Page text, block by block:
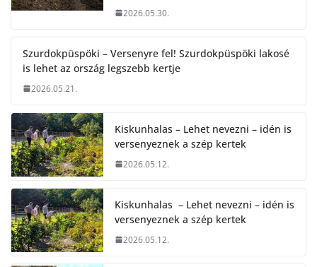
2026.05.30.
Szurdokpüspöki – Versenyre fel! Szurdokpüspöki lakosé
is lehet az ország legszebb kertje
2026.05.21.
Kiskunhalas – Lehet nevezni – idén is
versenyeznek a szép kertek
2026.05.12.
Kiskunhalas – Lehet nevezni – idén is
versenyeznek a szép kertek
2026.05.12.